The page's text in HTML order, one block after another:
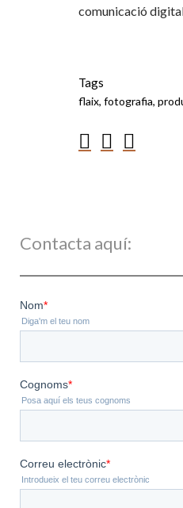
comunicació
Tags
flaix, fotografia,
Contacta aquí: